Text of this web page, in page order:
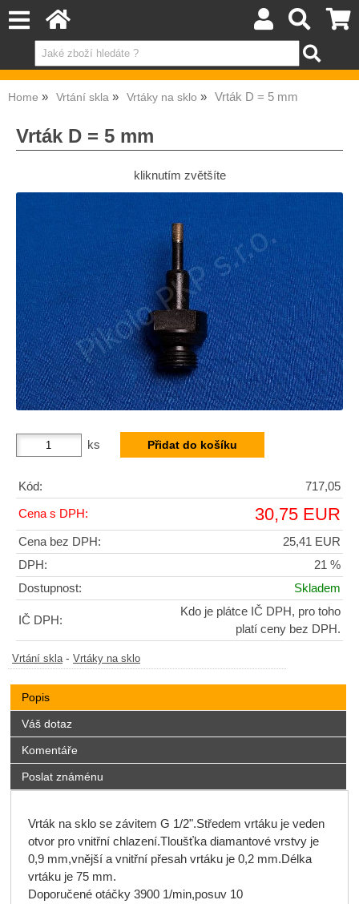
Home Vrtání skla Vrtáky na sklo Vrták D = 5 mm
Vrták D = 5 mm
kliknutím zvětšíte
ks
Kód: 717,05
Cena s DPH: 30,75 EUR
Cena bez DPH:
25,41 EUR
DPH:
21 %
Dostupnost:
Skladem
IČ DPH:
Kdo je plátce IČ DPH, pro toho
platí ceny bez DPH.
Vrtání skla - Vrtáky na sklo
Popis
Váš dotaz
Komentáře
Poslat známénu
Vrták na sklo se závitem G 1/2".Středem vrtáku je veden
otvor pro vnitřní chlazení.Tloušťka diamantové vrstvy je
0,9 mm,vnější a vnitřní přesah vrtáku je 0,2 mm.Délka
vrtáku je 75 mm.
Doporučené otáčky 3900 1/min,posuv 10